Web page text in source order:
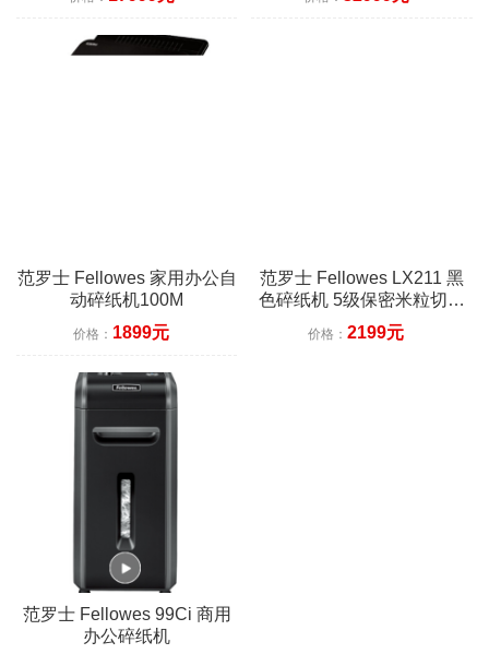
碎纸550张)
范罗士 Fellowes 家用办公自
动碎纸机100M
价格： 1899元
范罗士 Fellowes LX211 黑
色碎纸机 5级保密米粒切粉
碎机
价格：2199元
范罗士 Fellowes 99Ci 商用
办公碎纸机